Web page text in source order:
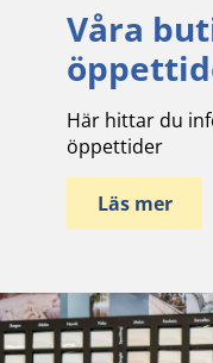
Våra
Här hittar du
öppettider
Läs mer